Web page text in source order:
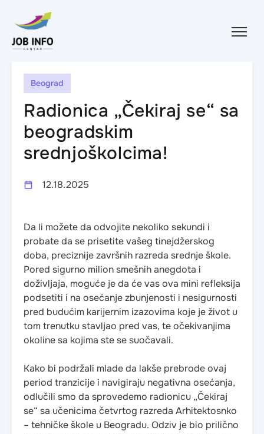
Skip to content
Beograd
Radionica „Čekiraj se“ sa
beogradskim
srednjoškolcima!
12.18.2025
Da li možete da odvojite nekoliko sekundi i
probate da se prisetite vašeg tinejdžerskog
doba, preciznije završnih razreda srednje škole.
Pored sigurno milion smešnih anegdota i
doživljaja, moguće je da će vas ova mini refleksija
podsetiti i na osećanje zbunjenosti i nesigurnosti
pred budućim karijernim izazovima koje je život u
tom trenutku stavljao pred vas, te očekivanjima
okoline sa kojima ste se suočavali.
Kako bi podržali mlade da lakše prebrode ovaj
period tranzicije i navigiraju negativna osećanja,
odlučili smo da sprovedemo radionicu „Čekiraj
se“ sa učenicima četvrtog razreda Arhitektosnko
– tehničke škole u Beogradu. Odziv je bio prilično